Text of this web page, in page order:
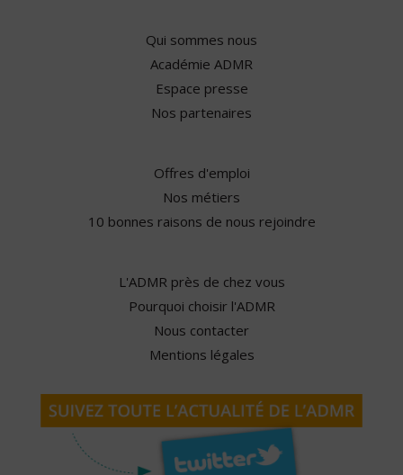
Qui sommes nous
Académie ADMR
Espace presse
Nos partenaires
Offres d'emploi
Nos métiers
10 bonnes raisons de nous rejoindre
L'ADMR près de chez vous
Pourquoi choisir l'ADMR
Nous contacter
Mentions légales